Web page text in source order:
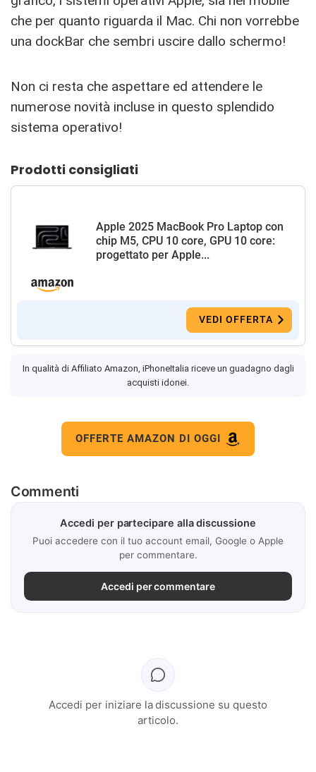
che per quanto riguarda il Mac. Chi non vorrebbe
una dockBar che sembri uscire dallo schermo!
Non ci resta che aspettare ed attendere le
numerose novità incluse in questo splendido
sistema operativo!
Prodotti consigliati
Apple 2025 MacBook Pro Laptop con
chip M5, CPU 10 core, GPU 10 core:
progettato per Apple...
VEDI OFFERTA
In qualità di Affiliato Amazon, iPhoneItalia riceve un guadagno dagli
acquisti idonei.
OFFERTE AMAZON DI OGGI
Commenti
Accedi per partecipare alla discussione
Puoi accedere con il tuo account email, Google o Apple
per commentare.
Accedi per commentare
Accedi per iniziare la discussione su questo
articolo.